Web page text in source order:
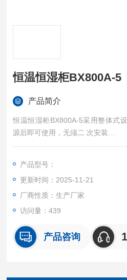
恒温恒湿柜BX800A-5
产品简介
恒温恒湿柜BX800A-5采用整体式
源后即可使用，无须二 次安装
设备由以下部分组成：
2) 压缩机、蒸发器、冷凝器、送风
3) PTC 制热系统
4) 除湿系统
5) 中控系统
产品型号：
更新时间：2025-11-21
厂商性质：生产厂家
访问量：439
产品咨询